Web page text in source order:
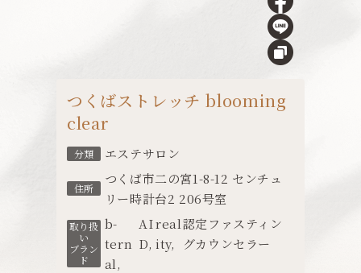
つくばストレッチ blooming
clear
分類 エステサロン
住所
つくば市二の宮1-8-12 センチュ
リー時計台2 206号室
取り扱
い
ブラン
ド
b-
tern
al,
AI
D,
real
ity,
認定ファスティン
グカウンセラー